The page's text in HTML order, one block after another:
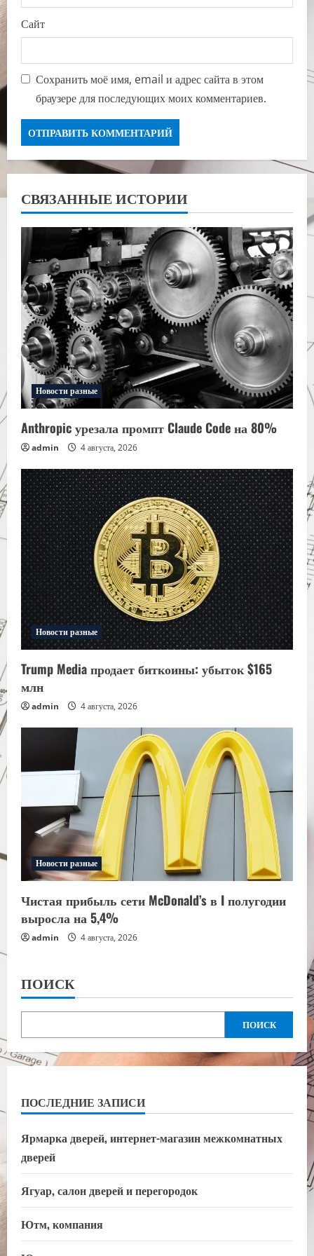
Сайт
Сохранить моё имя, email и адрес сайта в этом
браузере для последующих моих комментариев.
СВЯЗАННЫЕ ИСТОРИИ
Новости разные
Anthropic урезала промпт Claude Code на 80%
admin 4 августа, 2026
Новости разные
Trump Media продает биткоины: убыток $165
млн
admin 4 августа, 2026
Новости разные
Чистая прибыль сети McDonald’s в I полугодии
выросла на 5,4%
admin 4 августа, 2026
ПОИСК
ПОИСК
ПОСЛЕДНИЕ ЗАПИСИ
Ярмарка дверей, интернет-магазин межкомнатных
дверей
Ягуар, салон дверей и перегородок
Ютм, компания